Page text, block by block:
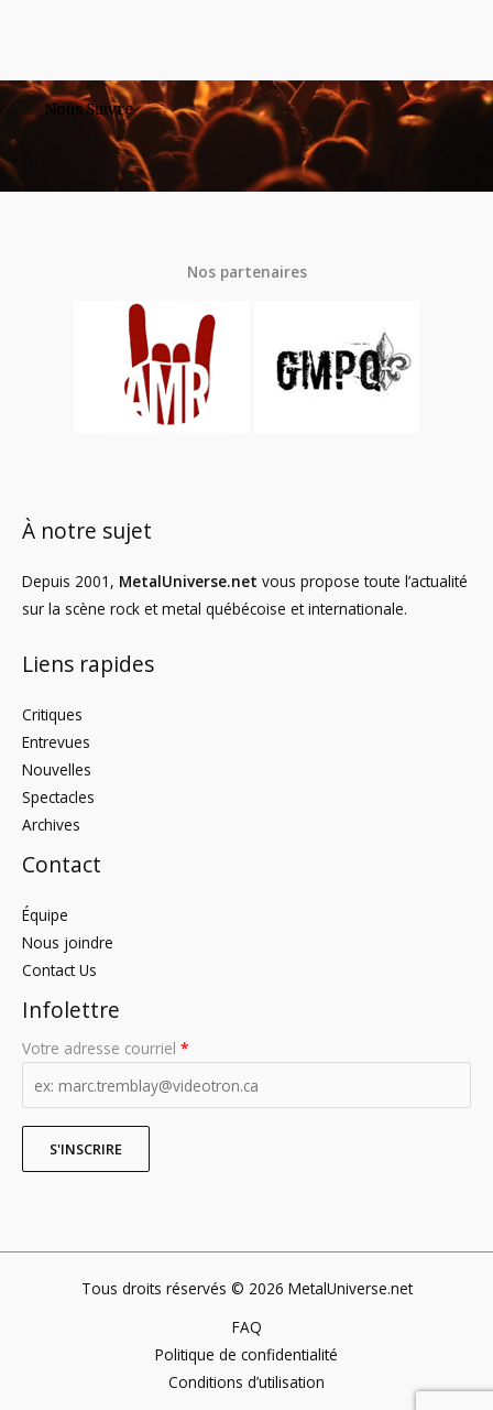
Nous Suivre
Nos partenaires
À notre sujet
Depuis 2001, MetalUniverse.net vous propose toute l’actualité
sur la scène rock et metal québécoise et internationale.
Liens rapides
Critiques
Entrevues
Nouvelles
Spectacles
Archives
Contact
Équipe
Nous joindre
Contact Us
Infolettre
Votre adresse courriel *
Tous droits réservés © 2026 MetalUniverse.net
FAQ
Politique de confidentialité
Conditions d’utilisation